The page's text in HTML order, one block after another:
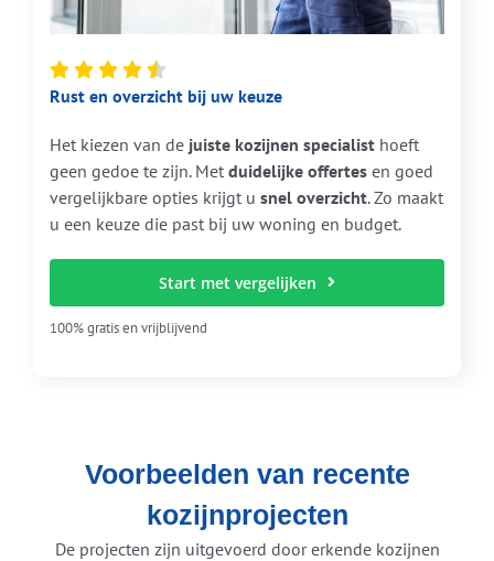
Rust en overzicht bij uw keuze
Het kiezen van de juiste kozijnen specialisthoeft
geen gedoe te zijn. Met duidelijke offertesen goed
vergelijkbare opties krijgt u snel overzicht. Zo maakt
u een keuze die past bij uw woning en budget.
Start met vergelijken
100% gratis en vrijblijvend
Voorbeelden van recente
kozijnprojecten
De projecten zijn uitgevoerd door erkende kozijnen